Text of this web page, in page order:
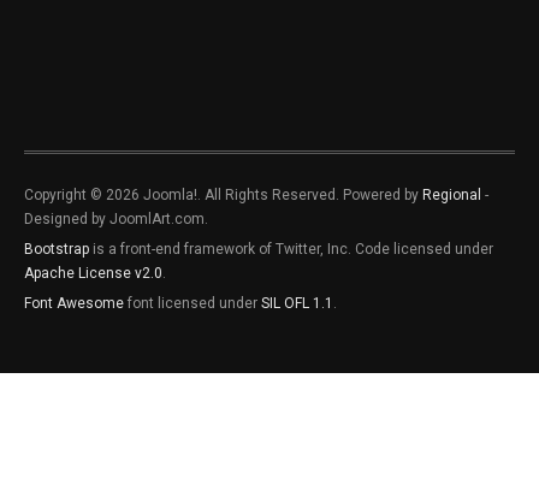
Copyright © 2026 Joomla!. All Rights Reserved. Powered by Regional -
Designed by JoomlArt.com.
Bootstrap is a front-end framework of Twitter, Inc. Code licensed under
Apache License v2.0.
Font Awesome font licensed under SIL OFL 1.1 .